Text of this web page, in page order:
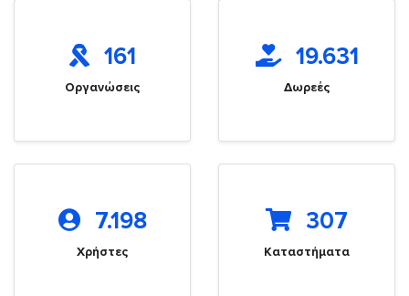
161
Οργανώσεις
19.631
Δωρεές
7.198
Χρήστες
307
Καταστήματα